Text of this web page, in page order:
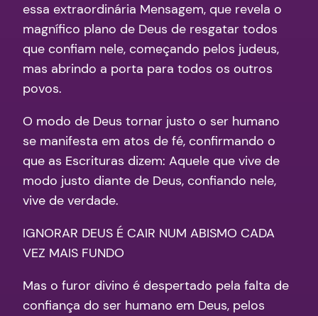
essa extraordinária Mensagem, que revela o
magnífico plano de Deus de resgatar todos
que confiam nele, começando pelos judeus,
mas abrindo a porta para todos os outros
povos.
O modo de Deus tornar justo o ser humano
se manifesta em atos de fé, confirmando o
que as Escrituras dizem: Aquele que vive de
modo justo diante de Deus, confiando nele,
vive de verdade.
IGNORAR DEUS É CAIR NUM ABISMO CADA
VEZ MAIS FUNDO
Mas o furor divino é despertado pela falta de
confiança do ser humano em Deus, pelos